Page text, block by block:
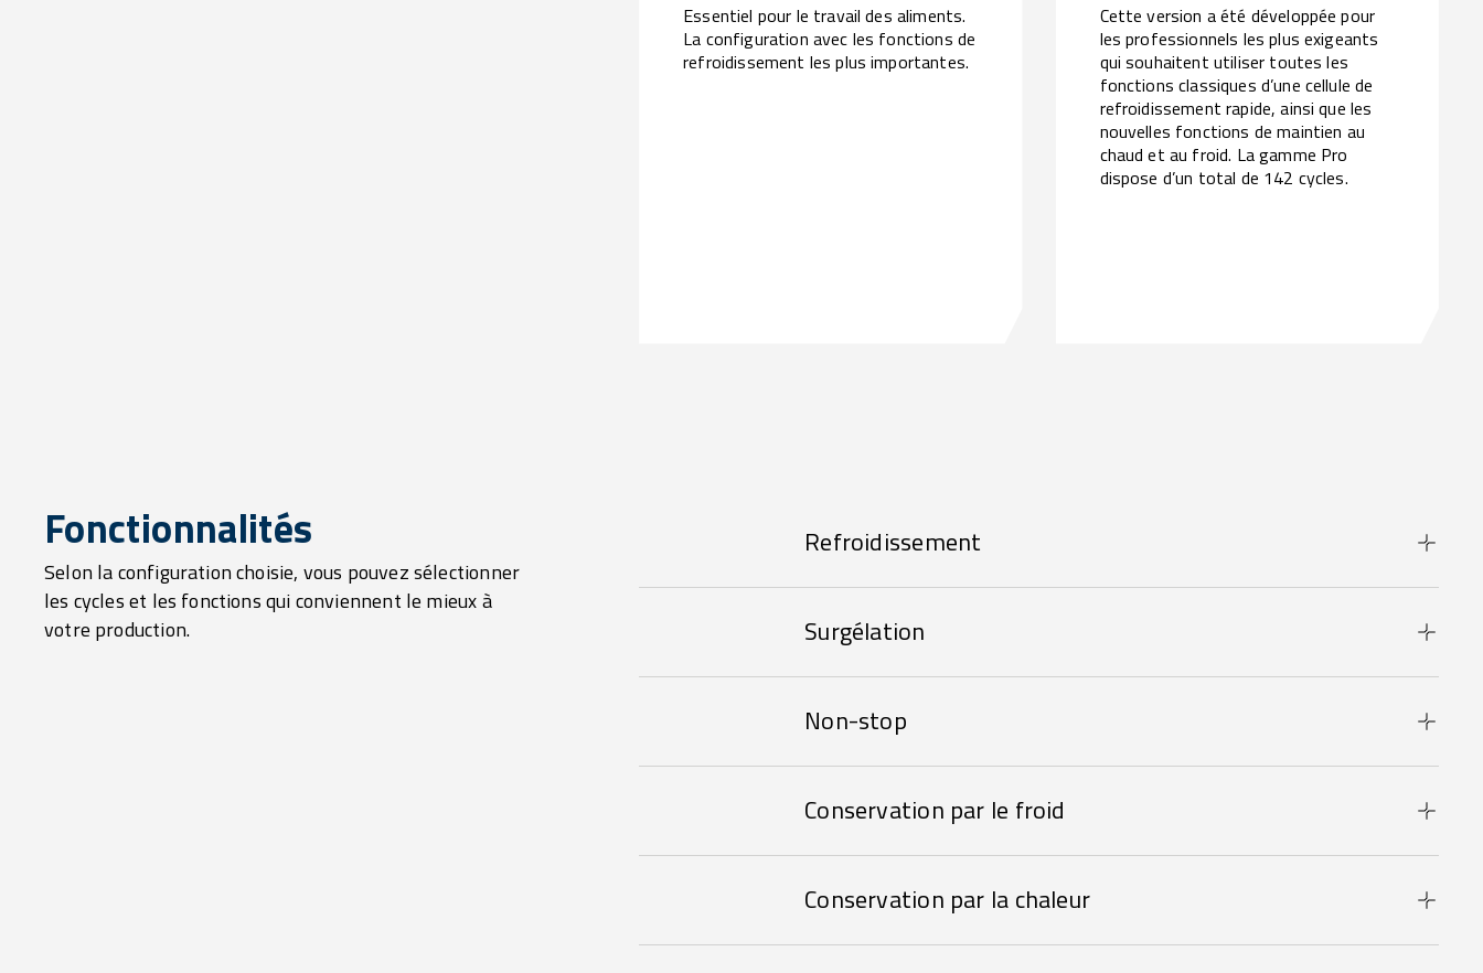
Essentiel pour le travail des aliments.
La configuration avec les fonctions de
refroidissement les plus importantes.
Cette version a été développée pour
les professionnels les plus exigeants
qui souhaitent utiliser toutes les
fonctions classiques d’une cellule de
refroidissement rapide, ainsi que les
nouvelles fonctions de maintien au
chaud et au froid. La gamme Pro
dispose d’un total de 142 cycles.
Fonctionnalités
Selon la configuration choisie, vous pouvez sélectionner
les cycles et les fonctions qui conviennent le mieux à
votre production.
Refroidissement
Surgélation
Non-stop
Conservation par le froid
Conservation par la chaleur